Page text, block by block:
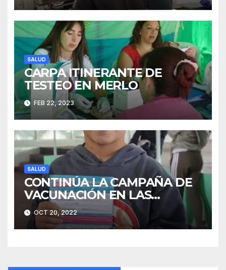
SALUD
CARPA ITINERANTE DE
TESTEO EN MERLO
FEB 22, 2023
SALUD
CONTINÚA LA CAMPAÑA DE
VACUNACIÓN EN LAS
ESCUELAS MERLENSES
OCT 20, 2022